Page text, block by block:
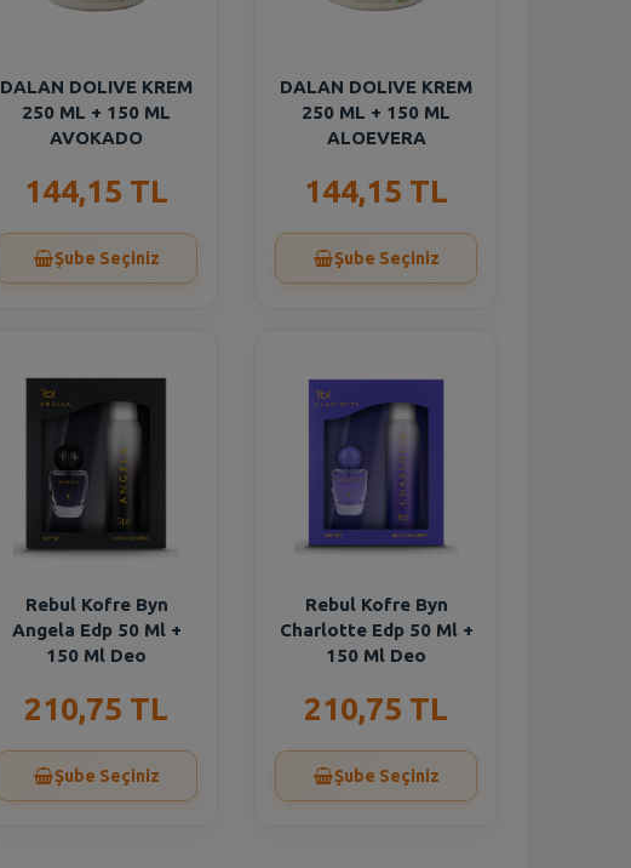
DALAN DOLIVE KREM
250 ML + 150 ML
AVOKADO
144,15 TL
Şube Seçiniz
DALAN DOLIVE KREM
250 ML + 150 ML
ALOEVERA
144,15 TL
Şube Seçiniz
Rebul Kofre Byn
Angela Edp 50 Ml +
150 Ml Deo
210,75 TL
Şube Seçiniz
Rebul Kofre Byn
Charlotte Edp 50 Ml +
150 Ml Deo
210,75 TL
Şube Seçiniz